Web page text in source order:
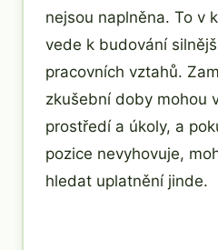
nejsou naplněna. To v
vede k budování
pracovních vztahů.
zkušební doby mohou
prostředí a úkoly, a
pozice nevyhovuje,
hledat uplatnění jinde.